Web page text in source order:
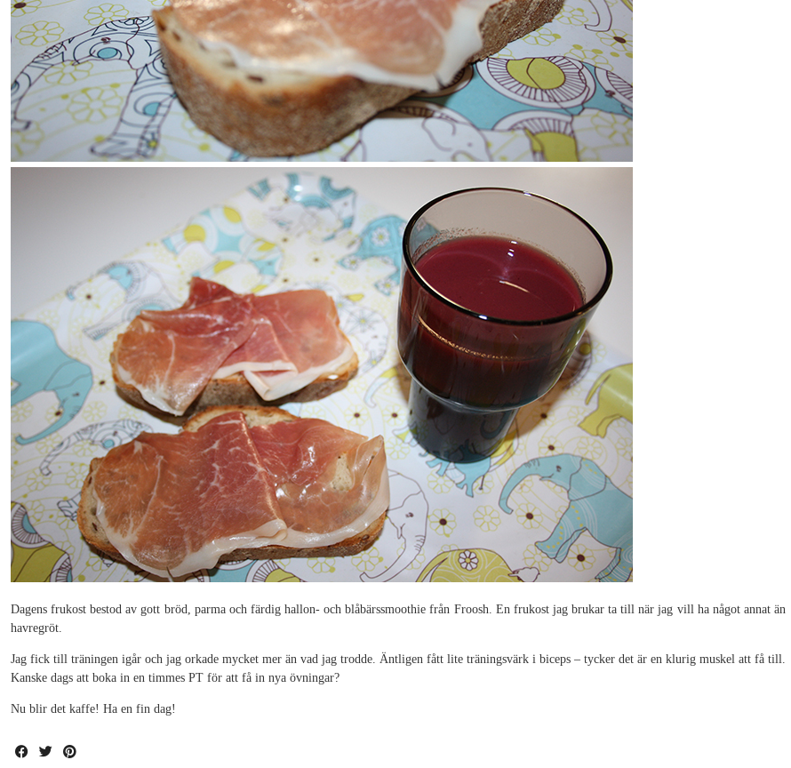
Dagens frukost bestod av gott bröd, parma och färdig hallon- och blåbärssmoothie från Froosh. En frukost jag brukar ta till när jag vill ha något annat än
havregröt.
Jag fick till träningen igår och jag orkade mycket mer än vad jag trodde. Äntligen fått lite träningsvärk i biceps – tycker det är en klurig muskel att få till.
Kanske dags att boka in en timmes PT för att få in nya övningar?
Nu blir det kaffe! Ha en fin dag!